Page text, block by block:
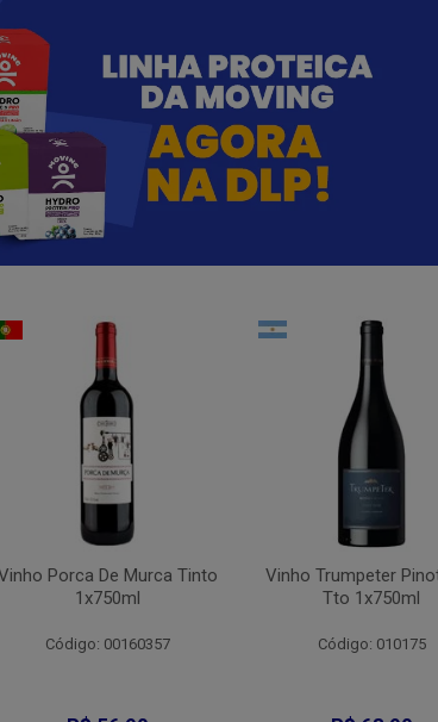
Porca De Murca Tinto
1x750ml
Código: 00160357
Vinho Trumpeter
Tto 1x750ml
Código: 010175